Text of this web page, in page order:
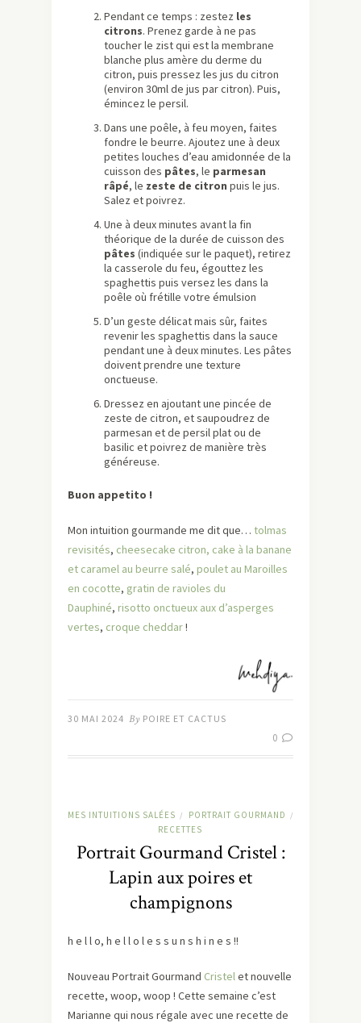
Pendant ce temps : zestez les
citrons. Prenez garde à ne pas
toucher le zist qui est la membrane
blanche plus amère du derme du
citron, puis pressez les jus du citron
(environ 30ml de jus par citron). Puis,
émincez le persil.
Dans une poêle, à feu moyen, faites
fondre le beurre. Ajoutez une à deux
petites louches d’eau amidonnée de la
cuisson des pâtes, le parmesan
râpé, le zeste de citron puis le jus.
Salez et poivrez.
Une à deux minutes avant la fin
théorique de la durée de cuisson des
pâtes (indiquée sur le paquet), retirez
la casserole du feu, égouttez les
spaghettis puis versez les dans la
poêle où frétille votre émulsion
D’un geste délicat mais sûr, faites
revenir les spaghettis dans la sauce
pendant une à deux minutes. Les pâtes
doivent prendre une texture
onctueuse.
Dressez en ajoutant une pincée de
zeste de citron, et saupoudrez de
parmesan et de persil plat ou de
basilic et poivrez de manière très
généreuse.
Buon appetito !
Mon intuition gourmande me dit que… tolmas
revisités, cheesecake citron, cake à la banane
et caramel au beurre salé, poulet au Maroilles
en cocotte, gratin de ravioles du
Dauphiné, risotto onctueux aux d’asperges
vertes, croque cheddar!
30 MAI 2024 By POIRE ET CACTUS
0
MES INTUITIONS SALÉES / PORTRAIT GOURMAND /
RECETTES
Portrait Gourmand Cristel :
Lapin aux poires et
champignons
h e l l o, h e l l o l e s s u n s h i n e s !!
Nouveau Portrait Gourmand Cristelet nouvelle
recette, woop, woop ! Cette semaine c’est
Marianne qui nous régale avec une recette de